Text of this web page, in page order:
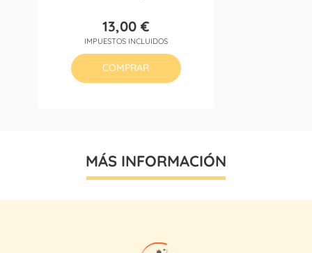
Precio
13,00 €
IMPUESTOS INCLUIDOS
COMPRAR
MÁS INFORMACIÓN